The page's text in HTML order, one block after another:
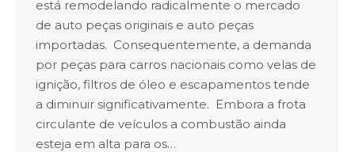
está remodelando radicalmente o mercado
de auto peças originais e auto peças
importadas. Consequentemente, a demanda
por peças para carros nacionais como velas de
ignição, filtros de óleo e escapamentos tende
a diminuir significativamente. Embora a frota
circulante de veículos a combustão ainda
esteja em alta para os…